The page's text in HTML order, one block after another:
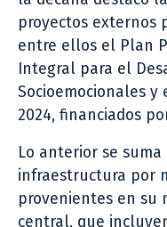
proyectos externos
entre ellos el Plan
Integral para el
Socioemocionales
2024, financiados
Lo anterior se
infraestructura por
provenientes en su
central, que